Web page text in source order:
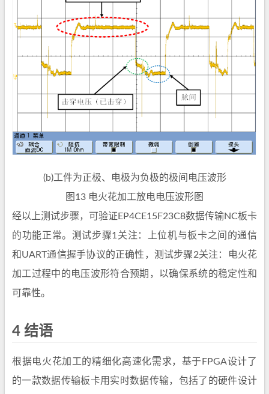
(b)工件为正极、电极为负极的极间电压波形
图13 电火花加工放电电压波形图
经以上测试步骤，可验证EP4CE15F23C8数据传输NC板卡
的功能正常。测试步骤1关注：上位机与板卡之间的通信
和UART通信握手协议的正确性，测试步骤2关注：电火花
加工过程中的电压波形符合预期，以确保系统的稳定性和
可靠性。
4 结语
根据电火花加工的精细化高速化需求，基于FPGA设计了
的一款数据传输板卡用实时数据传输，包括了的硬件设计